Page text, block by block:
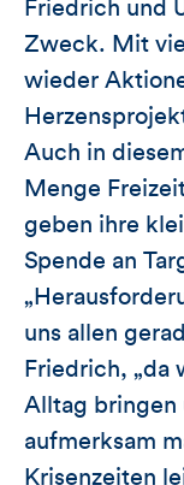
Friedrich und
Zweck. Mit
wieder
Auch in
Menge
geben ihre
Spende an
uns allen
Friedrich, „da
Alltag bringen
aufmerksam
Krisenzeiten